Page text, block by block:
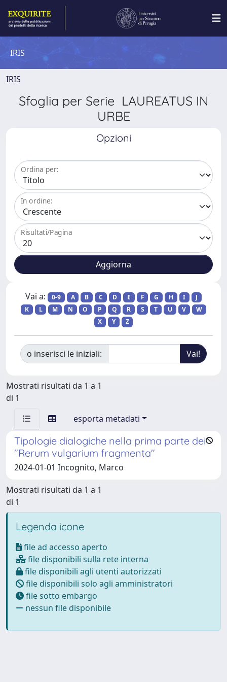
IRIS
IRIS
Sfoglia per Serie LAUREATUS IN
URBE
Opzioni
Ordina per:
In ordine:
Risultati/Pagina
Vai a: 0-9 A B C D E F G H I
J
K
L M N O P Q R S T U V
W
X
Y Z
o inserisci le iniziali:
Mostrati risultati da 1 a 1
di 1
esporta metadati
Tipologie dialogiche nella prima parte dei
"Rerum vulgarium fragmenta"
2024-01-01 Incognito, Marco
Mostrati risultati da 1 a 1
di 1
Legenda icone
file ad accesso aperto
file disponibili sulla rete interna
file disponibili agli utenti autorizzati
file disponibili solo agli amministratori
file sotto embargo
nessun file disponibile